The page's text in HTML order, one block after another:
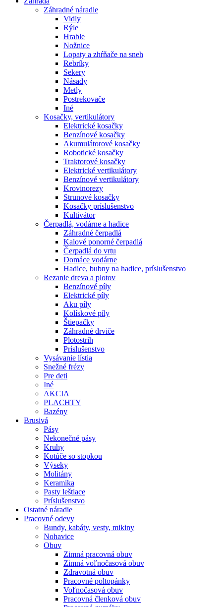
Záhradné náradie
Vidly
Rýle
Hrable
Nožnice
Lopaty a zhŕňače na sneh
Rebríky
Sekery
Násady
Metly
Postrekovače
Iné
Kosačky, vertikulátory
Elektrické kosačky
Benzínové kosačky
Akumulátorové kosačky
Robotické kosačky
Traktorové kosačky
Elektrické vertikulátory
Benzínové vertikulátory
Krovinorezy
Strunové kosačky
Kosačky príslušenstvo
Kultivátor
Čerpadlá, vodárne a hadice
Záhradné čerpadlá
Kalové ponorné čerpadlá
Čerpadlá do vrtu
Domáce vodárne
Hadice, bubny na hadice, príslušenstvo
Rezanie dreva a plotov
Benzínové píly
Elektrické píly
Aku píly
Kolískové píly
Štiepačky
Záhradné drviče
Plotostrih
Príslušenstvo
Vysávanie lístia
Snežné frézy
Pre deti
Iné
AKCIA
PLACHTY
Bazény
Brusivá
Pásy
Nekonečné pásy
Kruhy
Kotúče so stopkou
Výseky
Molitány
Keramika
Pasty leštiace
Príslušenstvo
Ostatné náradie
Pracovné odevy
Bundy, kabáty, vesty, mikiny
Nohavice
Obuv
Zimná pracovná obuv
Zimná voľnočasová obuv
Zdravotná obuv
Pracovné poltopánky
Voľnočasová obuv
Pracovná členková obuv